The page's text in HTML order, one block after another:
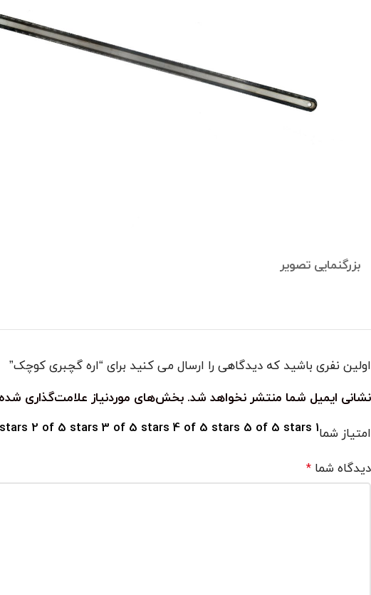
بزرگنمایی تصویر
اولین نفری باشید که دیدگاهی را ارسال می کنید برای “اره گچبری کوچک”
نشانی ایمیل شما منتشر نخواهد شد. بخش‌های موردنیاز علامت‌گذاری
امتیاز شما1 of 5 stars
2 of 5 stars 3 of 5 stars 4 of 5 stars 5 of 5 stars
دیدگاه شما *